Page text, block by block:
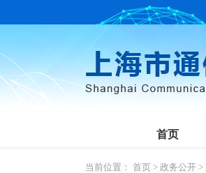
首页
当前位置： 首页 > 政务公开 >